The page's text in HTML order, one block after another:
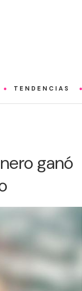
TENDENCIAS
ganó